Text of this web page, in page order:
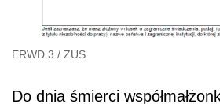
ERWD 3 / ZUS
Do dnia śmierci